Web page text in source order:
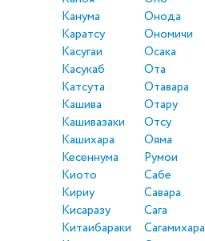
Канума
Каратсу
Касугаи
Касукаб
Катсута
Кашива
Кашивазаки
Кашихара
Кесеннума
Киото
Кириу
Кисаразу
Китаибараки
Онода
Ономичи
Осака
Ота
Отавара
Отару
Отсу
Ояма
Румои
Сабе
Савара
Сага
Сагамихара